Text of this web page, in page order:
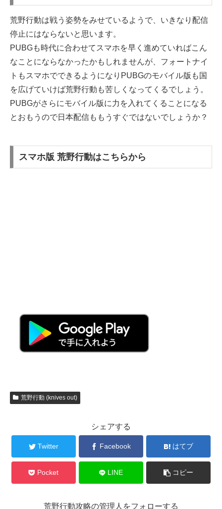
荒野行動は戦う姿勢をみせているようで、いきなり配信
停止にはならないと思います。
PUBGも時代に合わせてスマホを早く進めていればこん
なことにならなかったかもしれませんが、フォートナイ
トもスマホでできるようになりPUBGのモバイル版も国
を広げていけば荒野行動も苦しくなってくるでしょう。
PUBGがさらにモバイル版に力を入れてくることになる
とおもうので日本配信ももうすぐではないでしょうか？
スマホ版 荒野行動はこちらから
荒野行動 (knives out)
シェアする
Twitter Facebook はてブ
Pocket LINE コピー
荒野行動攻略の管理人をフォローする